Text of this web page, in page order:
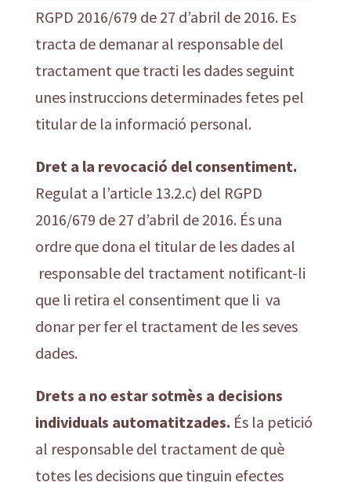
RGPD 2016/679 de 27 d’abril de 2016. Es
tracta de demanar al responsable del
tractament que tracti les dades seguint
unes instruccions determinades fetes pel
titular de la informació personal.
Dret a la revocació del consentiment.
Regulat a l’article 13.2.c) del RGPD
2016/679 de 27 d’abril de 2016. És una
ordre que dona el titular de les dades al
responsable del tractament notificant-li
que li retira el consentiment que li va
donar per fer el tractament de les seves
dades.
Drets a no estar sotmès a decisions
individuals automatitzades. És la petició
al responsable del tractament de què
totes les decisions que tinguin efectes